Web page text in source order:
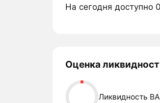
На сегодня доступно
Оценка
Ликвидность